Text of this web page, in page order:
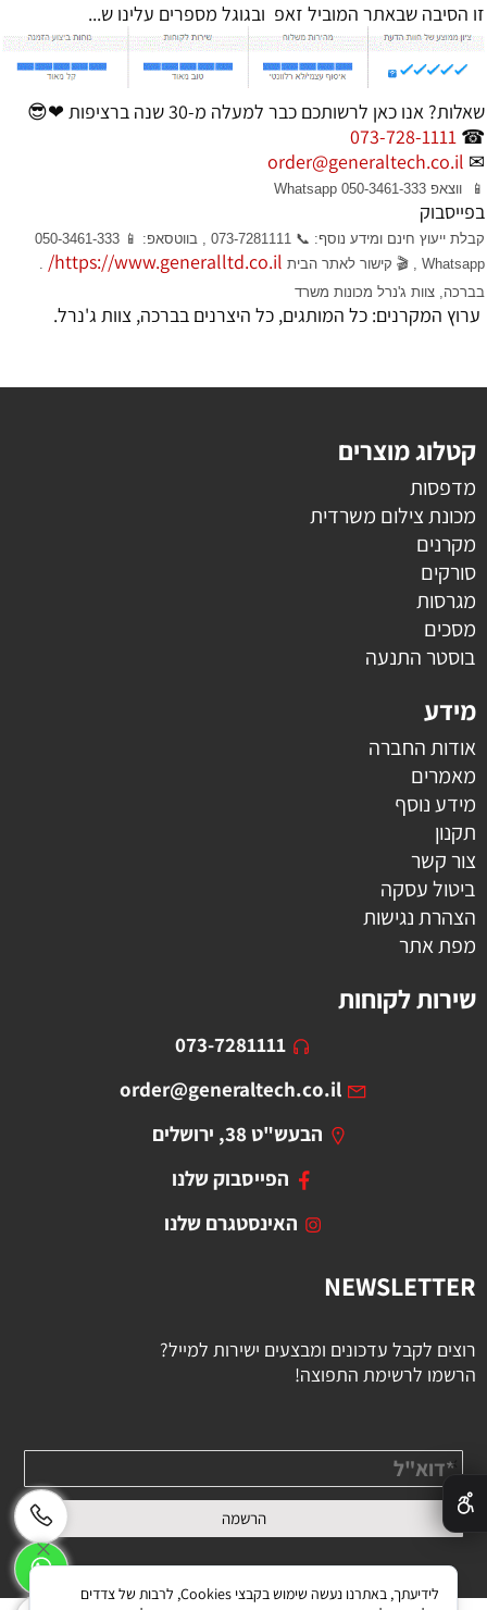
זו הסיבה שבאתר המוביל זאפ ובגוגל מספרים עלינו ש...
שאלות? אנו כאן לרשותכם כבר למעלה מ-30 שנה ברציפות ❤😎
☎
073-728-1111
✉
order@generaltech.co.il
📱 ווצאפ Whatsapp 050-3461-333
בפייסבוק
קבלת ייעוץ חינם ומידע נוסף: 📞 073-7281111 , בווטסאפ: 📱 050-3461-333
Whatsapp , 🎬 קישור לאתר הבית https://www.generalltd.co.il/
בברכה, צוות ג'נרל מכונות משרד
ערוץ המקרנים: כל המותגים, כל היצרנים בברכה, צוות ג'נרל.
קטלוג מוצרים
מדפסות
מכונת צילום משרדית
מקרנים
סורקים
מגרסות
מסכים
בוסטר התנעה
מידע
אודות החברה
מאמרים
מידע נוסף
תקנון
צור קשר
ביטול עסקה
הצהרת נגישות
מפת אתר
שירות לקוחות
073-7281111
order@generaltech.co.il
הבעש"ט 38, ירושלים
הפייסבוק שלנו
האינסטגרם שלנו
NEWSLETTER
רוצים לקבל עדכונים ומבצעים ישירות למייל?
הרשמו לרשימת התפוצה!
✕
לידיעתך, באתרנו נעשה שימוש בקבצי Cookies, לרבות של צדדים